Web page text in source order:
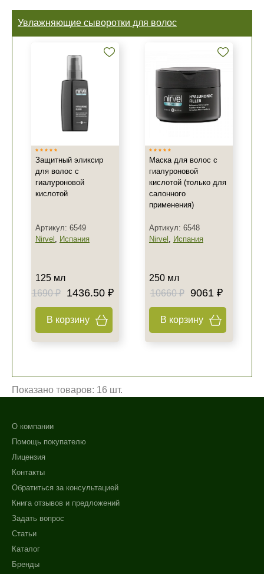
Увлажняющие сыворотки для волос
Защитный эликсир
для волос с
гиалуроновой
кислотой
Артикул: 6549
Nirvel , Испания
125 мл
1690 ₽
1436.50 ₽
В корзину
Маска для волос с
гиалуроновой
кислотой (только для
салонного
применения)
Артикул: 6548
Nirvel , Испания
250 мл
10660 ₽
9061 ₽
В корзину
Показано товаров: 16 шт.
О компании
Помощь покупателю
Лицензия
Контакты
Обратиться за консультацией
Книга отзывов и предложений
Задать вопрос
Статьи
Каталог
Бренды